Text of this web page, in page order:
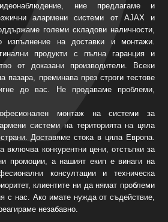
ние предлагаме и
алармени системи от AJAX и
големи складови наличности,
изпълнение на доставки и монтажи.
продукти с пълна гаранция и
от доказани производители. Всеки
пазара, преминава през строги тестове
до вас. Не продаваме проблеми,
монтаж на системи за
системи на територията на цяла
Доставяме стока в цяла Европа.
включва конкурентни цени, отстъпки за
промоции, а нашият екип е винаги на
консултации и техническа
клиентите ни да нямат проблеми
с нас. Ако имате нужда от съдействие,
незабавно.